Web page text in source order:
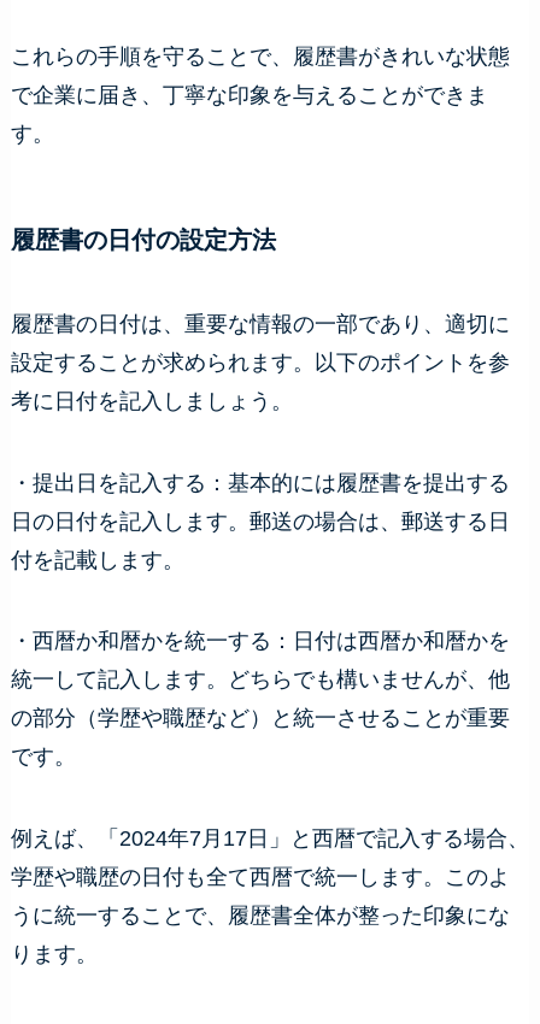
これらの手順を守ることで、履歴書がきれいな状態
で企業に届き、丁寧な印象を与えることができま
す。
履歴書の日付の設定方法
履歴書の日付は、重要な情報の一部であり、適切に
設定することが求められます。以下のポイントを参
考に日付を記入しましょう。
・提出日を記入する：基本的には履歴書を提出する
日の日付を記入します。郵送の場合は、郵送する日
付を記載します。
・西暦か和暦かを統一する：日付は西暦か和暦かを
統一して記入します。どちらでも構いませんが、他
の部分（学歴や職歴など）と統一させることが重要
です。
例えば、「2024年7月17日」と西暦で記入する場合、
学歴や職歴の日付も全て西暦で統一します。このよ
うに統一することで、履歴書全体が整った印象にな
ります。